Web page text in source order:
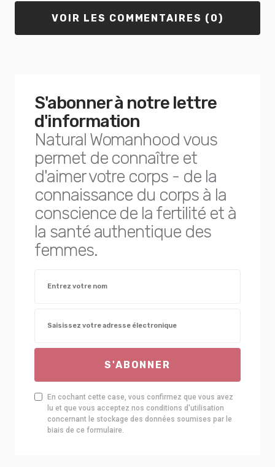
VOIR LES COMMENTAIRES (0)
S'abonner à notre lettre
d'information
Natural Womanhood vous
permet de connaître et
d'aimer votre corps - de la
connaissance du corps à la
conscience de la fertilité et à
la santé authentique des
femmes.
S'ABONNER
En cochant cette case, vous confirmez que vous avez
lu et que vous acceptez nos conditions d'utilisation
concernant le stockage des données soumises par le
biais de ce formulaire.